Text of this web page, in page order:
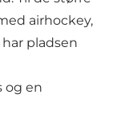
airhockey,
pladsen
og en